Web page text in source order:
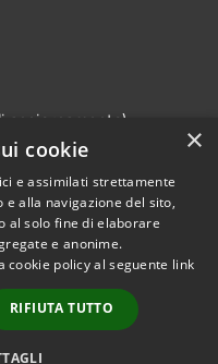
aggiornamento)
© 2026 • Comune di
Ostra • Powered by
Municipium•
Accesso
redazione
×
cookie
e assimilati strettamente
alla navigazione del sito,
al solo fine di elaborare
e anonime.
cookie policy al seguente link
RIFIUTA TUTTO